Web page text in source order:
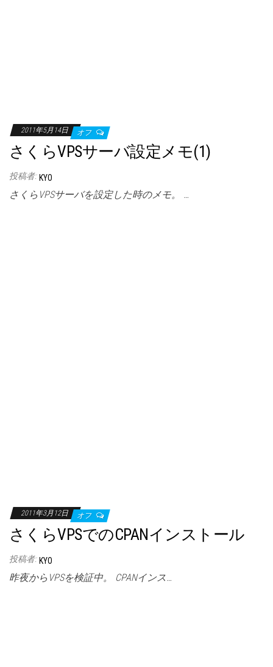
2011年5月14日 オフ
さくらVPSサーバ設定メモ(1)
投稿者: KYO
さくらVPSサーバを設定した時のメモ。 …
2011年3月12日 オフ
さくらVPSでのCPANインストール
投稿者: KYO
昨夜からVPSを検証中。 CPANインス…